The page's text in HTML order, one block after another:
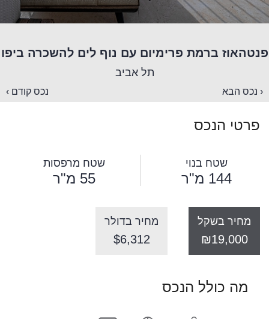
פנטהאוז ברמת פרימיום עם נוף לים להשכרה ביפו
תל אביב
‹ נכס הבא נכס קודם ›
פרטי הנכס
שטח בנוי
144 מ"ר
שטח מרפסות
55 מ"ר
מחיר בשקל
₪19,000
מחיר בדולר
$6,312
מה כולל הנכס